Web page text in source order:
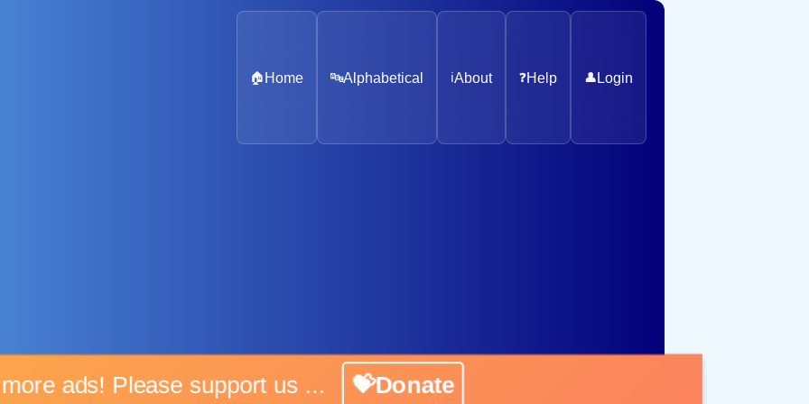
🏠 Home 🔤Alphabetical ℹ️About ❓Help 👤 Login
more ads! Please support us ... 💝Donate